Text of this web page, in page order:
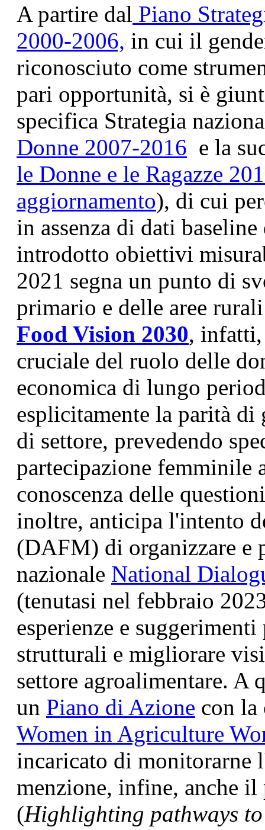
A partire dal Piano
2000-2006, in cui il
riconosciuto come
pari opportunità, si è
specifica Strategia
Donne 2007-2016 e la
le Donne e le Ragazze
aggiornamento), di cui
in assenza di dati
introdotto obiettivi
2021 segna un punto di
primario e delle aree
Food Vision 2030,
cruciale del ruolo delle
economica di lungo
esplicitamente la parità di
di settore, prevedendo
partecipazione
conoscenza delle
inoltre, anticipa l'intento
(DAFM) di organizzare e
nazionale National
(tenutasi nel febbraio
esperienze e
strutturali e migliorare
settore agroalimentare. A
un Piano di Azione con la
Women in Agriculture
incaricato di monitorarne
menzione, infine, anche
(Highlighting pathways